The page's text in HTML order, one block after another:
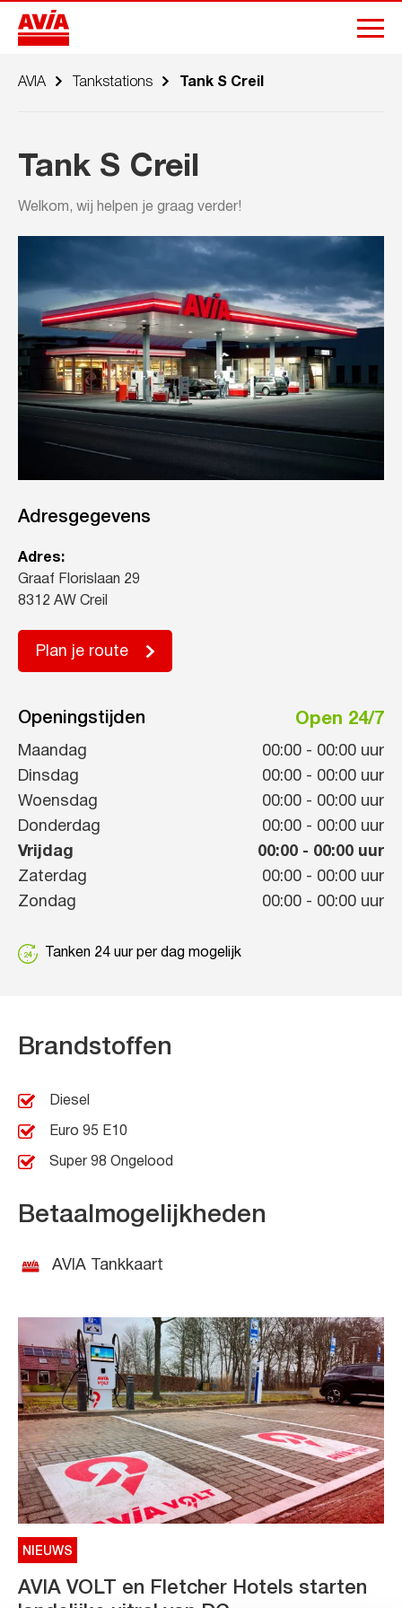
AVIA Tankstations Tank S Creil
Tank S Creil
Welkom, wij helpen je graag verder!
Adresgegevens
Adres:
Graaf Florislaan 29
8312 AW Creil
Plan je route
Openingstijden Open 24/7
Maandag 00:00 - 00:00 uur
Dinsdag
00:00 - 00:00 uur
Woensdag
00:00 - 00:00 uur
Donderdag
00:00 - 00:00 uur
Vrijdag
00:00 - 00:00 uur
Zaterdag
00:00 - 00:00 uur
Zondag
00:00 - 00:00 uur
Tanken 24 uur per dag mogelijk
Brandstoffen
Diesel
Euro 95 E10
Super 98 Ongelood
Betaalmogelijkheden
AVIA Tankkaart
NIEUWS
AVIA VOLT en Fletcher Hotels starten